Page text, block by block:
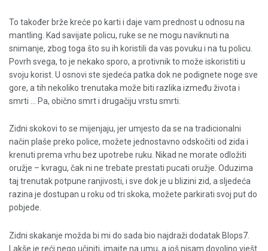
To također brže kreće po karti i daje vam prednost u odnosu na
mantling. Kad savijate policu, ruke se ne mogu naviknuti na
snimanje, zbog toga što su ih koristili da vas povuku i na tu policu.
Povrh svega, to je nekako sporo, a protivnik to može iskoristiti u
svoju korist. U osnovi ste sjedeća patka dok ne podignete noge sve
gore, a tih nekoliko trenutaka može biti razlika između života i
smrti … Pa, obično smrt i drugačiju vrstu smrti.
Zidni skokovi to se mijenjaju, jer umjesto da se na tradicionalni
način plaše preko police, možete jednostavno odskočiti od zida i
krenuti prema vrhu bez upotrebe ruku. Nikad ne morate odložiti
oružje – kvragu, čak ni ne trebate prestati pucati oružje. Oduzima
taj trenutak potpune ranjivosti, i sve dok je u blizini zid, a sljedeća
razina je dostupan u roku od tri skoka, možete parkirati svoj put do
pobjede.
Zidni skakanje možda bi mi do sada bio najdraži dodatak Blops7.
Lakše je reći nego učiniti, imajte na umu, a još nisam dovoljno vješt